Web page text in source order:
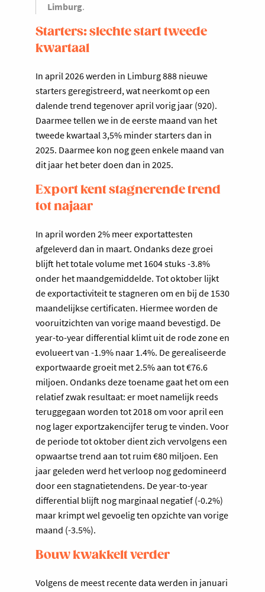
Limburg.
Starters: slechte start tweede
kwartaal
In april 2026 werden in Limburg 888 nieuwe
starters geregistreerd, wat neerkomt op een
dalende trend tegenover april vorig jaar (920).
Daarmee tellen we in de eerste maand van het
tweede kwartaal 3,5% minder starters dan in
2025. Daarmee kon nog geen enkele maand van
dit jaar het beter doen dan in 2025.
Export kent stagnerende trend
tot najaar
In april worden 2% meer exportattesten
afgeleverd dan in maart. Ondanks deze groei
blijft het totale volume met 1604 stuks -3.8%
onder het maandgemiddelde. Tot oktober lijkt
de exportactiviteit te stagneren om en bij de 1530
maandelijkse certificaten. Hiermee worden de
vooruitzichten van vorige maand bevestigd. De
year-to-year differential klimt uit de rode zone en
evolueert van -1.9% naar 1.4%. De gerealiseerde
exportwaarde groeit met 2.5% aan tot €76.6
miljoen. Ondanks deze toename gaat het om een
relatief zwak resultaat: er moet namelijk reeds
teruggegaan worden tot 2018 om voor april een
nog lager exportzakencijfer terug te vinden. Voor
de periode tot oktober dient zich vervolgens een
opwaartse trend aan tot ruim €80 miljoen. Een
jaar geleden werd het verloop nog gedomineerd
door een stagnatietendens. De year-to-year
differential blijft nog marginaal negatief (-0.2%)
maar krimpt wel gevoelig ten opzichte van vorige
maand (-3.5%).
Bouw kwakkelt verder
Volgens de meest recente data werden in januari